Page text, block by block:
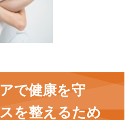
で健康を守
を整えるため